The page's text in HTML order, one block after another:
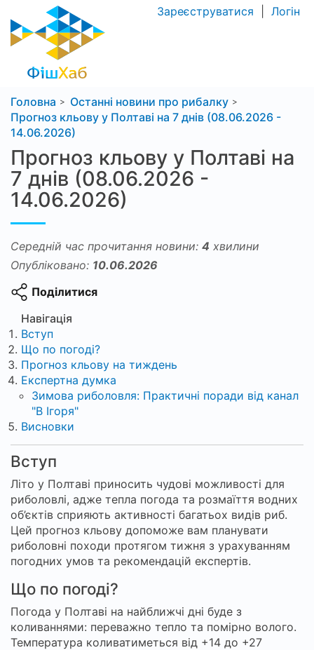
Зареєструватися Логін
Головна
Останні новини про рибалку
Прогноз кльову у Полтаві на 7 днів (08.06.2026 -
14.06.2026)
Прогноз кльову у Полтаві на
7 днів (08.06.2026 -
14.06.2026)
Середній час прочитання новини: 4 хвилини
Опубліковано: 10.06.2026
Поділитися
Навігація
Вступ
Що по погоді?
Прогноз кльову на тиждень
Експертна думка
Зимова риболовля: Практичні поради від канал
"В Ігоря"
Висновки
Вступ
Літо у Полтаві приносить чудові можливості для
риболовлі, адже тепла погода та розмаїття водних
об’єктів сприяють активності багатьох видів риб.
Цей прогноз кльову допоможе вам планувати
риболовні походи протягом тижня з урахуванням
погодних умов та рекомендацій експертів.
Що по погоді?
Погода у Полтаві на найближчі дні буде з
коливаннями: переважно тепло та помірно волого.
Температура коливатиметься від +14 до +27